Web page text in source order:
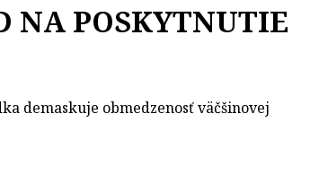
NA POSKYTNUTIE
demaskuje obmedzenosť väčšinovej